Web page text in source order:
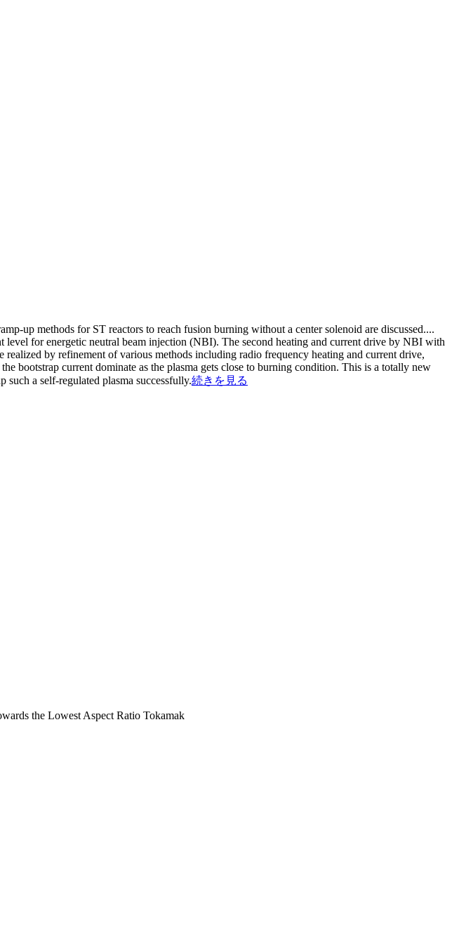
up methods for ST reactors to reach fusion burning without a center solenoid are discussed....
for energetic neutral beam injection (NBI). The second heating and current drive by NBI with
by refinement of various methods including radio frequency heating and current drive,
bootstrap current dominate as the plasma gets close to burning condition. This is a totally new
a self-regulated plasma successfully.続きを見る
the Lowest Aspect Ratio Tokamak